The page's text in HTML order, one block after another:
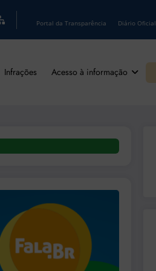
Portal da Transparência Diário Oficial
Infrações Acesso à informação